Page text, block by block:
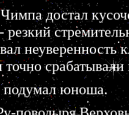
достал
точно
подумал юноша.